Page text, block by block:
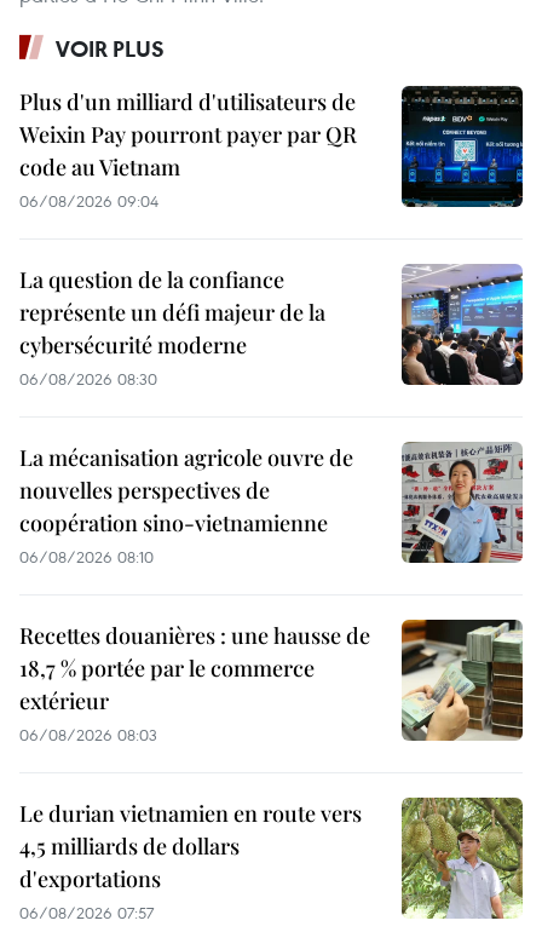
VOIR PLUS
Plus d'un milliard d'utilisateurs de
Weixin Pay pourront payer par QR
code au Vietnam
06/08/2026 09:04
La question de la confiance
représente un défi majeur de la
cybersécurité moderne
06/08/2026 08:30
La mécanisation agricole ouvre de
nouvelles perspectives de
coopération sino-vietnamienne
06/08/2026 08:10
Recettes douanières : une hausse de
18,7 % portée par le commerce
extérieur
06/08/2026 08:03
Le durian vietnamien en route vers
4,5 milliards de dollars
d'exportations
06/08/2026 07:57